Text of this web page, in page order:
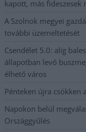
kapott, más fideszesek
A Szolnok megyei
további üzemeltetését
Csendélet 5.0: alig
állapotban levő
élhető város
Pénteken újra csökken
Napokon belül
Országgyűlés